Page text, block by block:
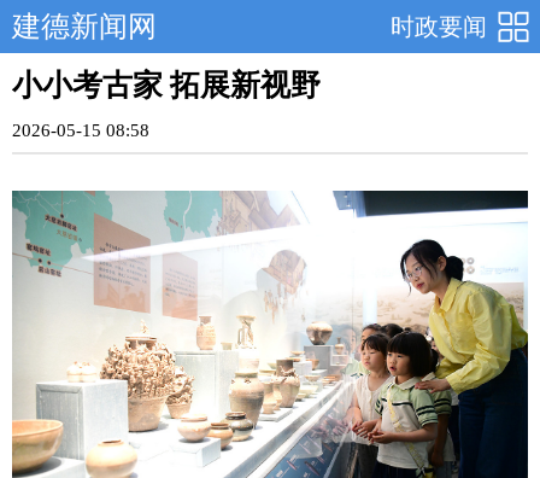
时政要闻
建德新闻网
小小考古家 拓展新视野
2026-05-15 08:58